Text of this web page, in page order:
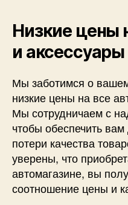
Низкие цены
и аксессуары
Мы заботимся о
низкие цены на все
Мы сотрудничаем с
чтобы обеспечить
потери качества
уверены, что
автомагазине, вы
соотношение цены и